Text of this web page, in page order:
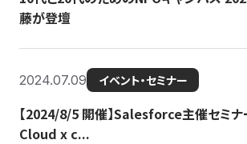
藤が登壇
2024.07.09 イベント・セミナー
【2024/8/5 開催】Salesforce主催セミ
Cloud x c...